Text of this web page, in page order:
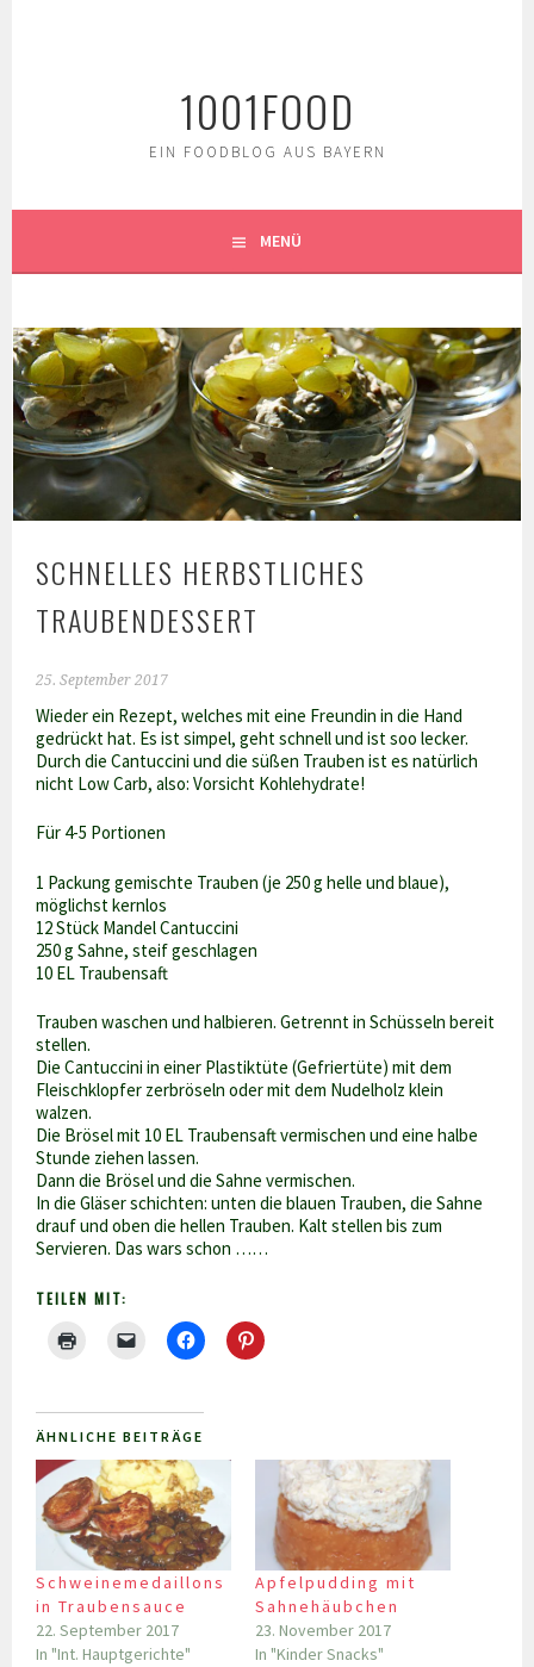
1001FOOD
EIN FOODBLOG AUS BAYERN
MENÜ
SCHNELLES HERBSTLICHES
TRAUBENDESSERT
25. September 2017
Wieder ein Rezept, welches mit eine Freundin in die Hand
gedrückt hat. Es ist simpel, geht schnell und ist soo lecker.
Durch die Cantuccini und die süßen Trauben ist es natürlich
nicht Low Carb, also: Vorsicht Kohlehydrate!
Für 4-5 Portionen
1 Packung gemischte Trauben (je 250 g helle und blaue),
möglichst kernlos
12 Stück Mandel Cantuccini
250 g Sahne, steif geschlagen
10 EL Traubensaft
Trauben waschen und halbieren. Getrennt in Schüsseln bereit
stellen.
Die Cantuccini in einer Plastiktüte (Gefriertüte) mit dem
Fleischklopfer zerbröseln oder mit dem Nudelholz klein
walzen.
Die Brösel mit 10 EL Traubensaft vermischen und eine halbe
Stunde ziehen lassen.
Dann die Brösel und die Sahne vermischen.
In die Gläser schichten: unten die blauen Trauben, die Sahne
drauf und oben die hellen Trauben. Kalt stellen bis zum
Servieren. Das wars schon ……
TEILEN MIT:
ÄHNLICHE BEITRÄGE
Schweinemedaillons
in Traubensauce
22. September 2017
In "Int. Hauptgerichte"
Apfelpudding mit
Sahnehäubchen
23. November 2017
In "Kinder Snacks"